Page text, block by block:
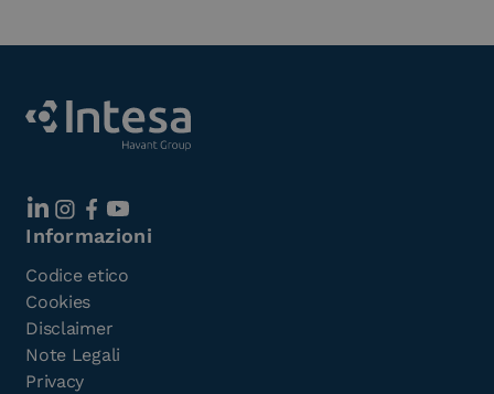
Informazioni
Codice etico
Cookies
Disclaimer
Note Legali
Privacy